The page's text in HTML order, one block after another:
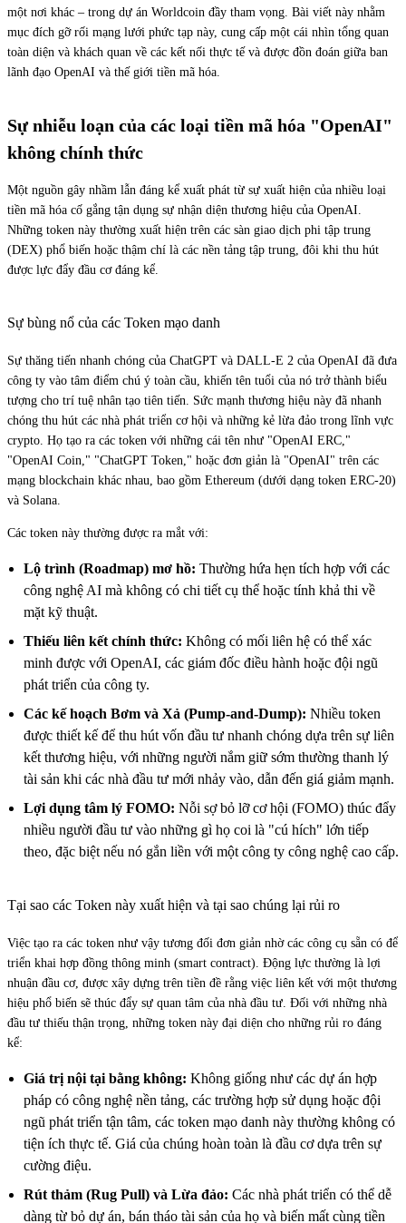
một nơi khác – trong dự án Worldcoin đầy tham vọng. Bài viết này nhằm
mục đích gỡ rối mạng lưới phức tạp này, cung cấp một cái nhìn tổng quan
toàn diện và khách quan về các kết nối thực tế và được đồn đoán giữa ban
lãnh đạo OpenAI và thế giới tiền mã hóa.
Sự nhiễu loạn của các loại tiền mã hóa "OpenAI"
không chính thức
Một nguồn gây nhầm lẫn đáng kể xuất phát từ sự xuất hiện của nhiều loại
tiền mã hóa cố gắng tận dụng sự nhận diện thương hiệu của OpenAI.
Những token này thường xuất hiện trên các sàn giao dịch phi tập trung
(DEX) phổ biến hoặc thậm chí là các nền tảng tập trung, đôi khi thu hút
được lực đẩy đầu cơ đáng kể.
Sự bùng nổ của các Token mạo danh
Sự thăng tiến nhanh chóng của ChatGPT và DALL-E 2 của OpenAI đã đưa
công ty vào tâm điểm chú ý toàn cầu, khiến tên tuổi của nó trở thành biểu
tượng cho trí tuệ nhân tạo tiên tiến. Sức mạnh thương hiệu này đã nhanh
chóng thu hút các nhà phát triển cơ hội và những kẻ lừa đảo trong lĩnh vực
crypto. Họ tạo ra các token với những cái tên như "OpenAI ERC,"
"OpenAI Coin," "ChatGPT Token," hoặc đơn giản là "OpenAI" trên các
mạng blockchain khác nhau, bao gồm Ethereum (dưới dạng token ERC-20)
và Solana.
Các token này thường được ra mắt với:
Lộ trình (Roadmap) mơ hồ: Thường hứa hẹn tích hợp với các
công nghệ AI mà không có chi tiết cụ thể hoặc tính khả thi về
mặt kỹ thuật.
Thiếu liên kết chính thức: Không có mối liên hệ có thể xác
minh được với OpenAI, các giám đốc điều hành hoặc đội ngũ
phát triển của công ty.
Các kế hoạch Bơm và Xả (Pump-and-Dump): Nhiều token
được thiết kế để thu hút vốn đầu tư nhanh chóng dựa trên sự liên
kết thương hiệu, với những người nắm giữ sớm thường thanh lý
tài sản khi các nhà đầu tư mới nhảy vào, dẫn đến giá giảm mạnh.
Lợi dụng tâm lý FOMO: Nỗi sợ bỏ lỡ cơ hội (FOMO) thúc đẩy
nhiều người đầu tư vào những gì họ coi là "cú hích" lớn tiếp
theo, đặc biệt nếu nó gắn liền với một công ty công nghệ cao cấp.
Tại sao các Token này xuất hiện và tại sao chúng lại rủi ro
Việc tạo ra các token như vậy tương đối đơn giản nhờ các công cụ sẵn có để
triển khai hợp đồng thông minh (smart contract). Động lực thường là lợi
nhuận đầu cơ, được xây dựng trên tiền đề rằng việc liên kết với một thương
hiệu phổ biến sẽ thúc đẩy sự quan tâm của nhà đầu tư. Đối với những nhà
đầu tư thiếu thận trọng, những token này đại diện cho những rủi ro đáng
kể:
Giá trị nội tại bằng không: Không giống như các dự án hợp
pháp có công nghệ nền tảng, các trường hợp sử dụng hoặc đội
ngũ phát triển tận tâm, các token mạo danh này thường không có
tiện ích thực tế. Giá của chúng hoàn toàn là đầu cơ dựa trên sự
cường điệu.
Rút thảm (Rug Pull) và Lừa đảo: Các nhà phát triển có thể dễ
dàng từ bỏ dự án, bán tháo tài sản của họ và biến mất cùng tiền